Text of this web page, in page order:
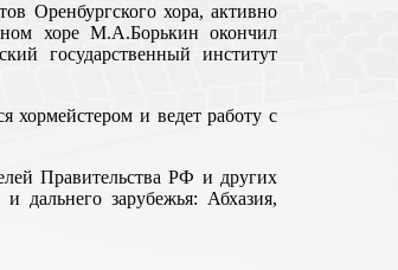
Оренбургского хора, активно
хоре М.А.Борькин окончил
государственный институт
хормейстером и ведет работу с
Правительства РФ и других
дальнего зарубежья: Абхазия,